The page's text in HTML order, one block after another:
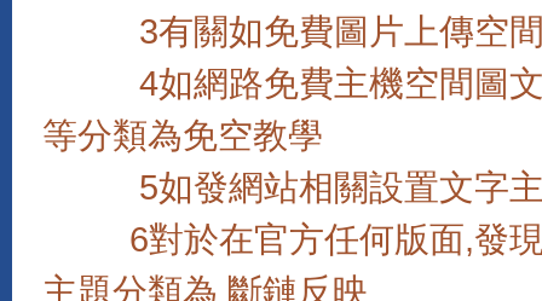
3有關如免費圖片上傳空間,
4如網路免費主機空間圖文
等分類為免空教學
5如發網站相關設置文字主
6對於在官方任何版面,發現
主題分類為 斷鏈反映